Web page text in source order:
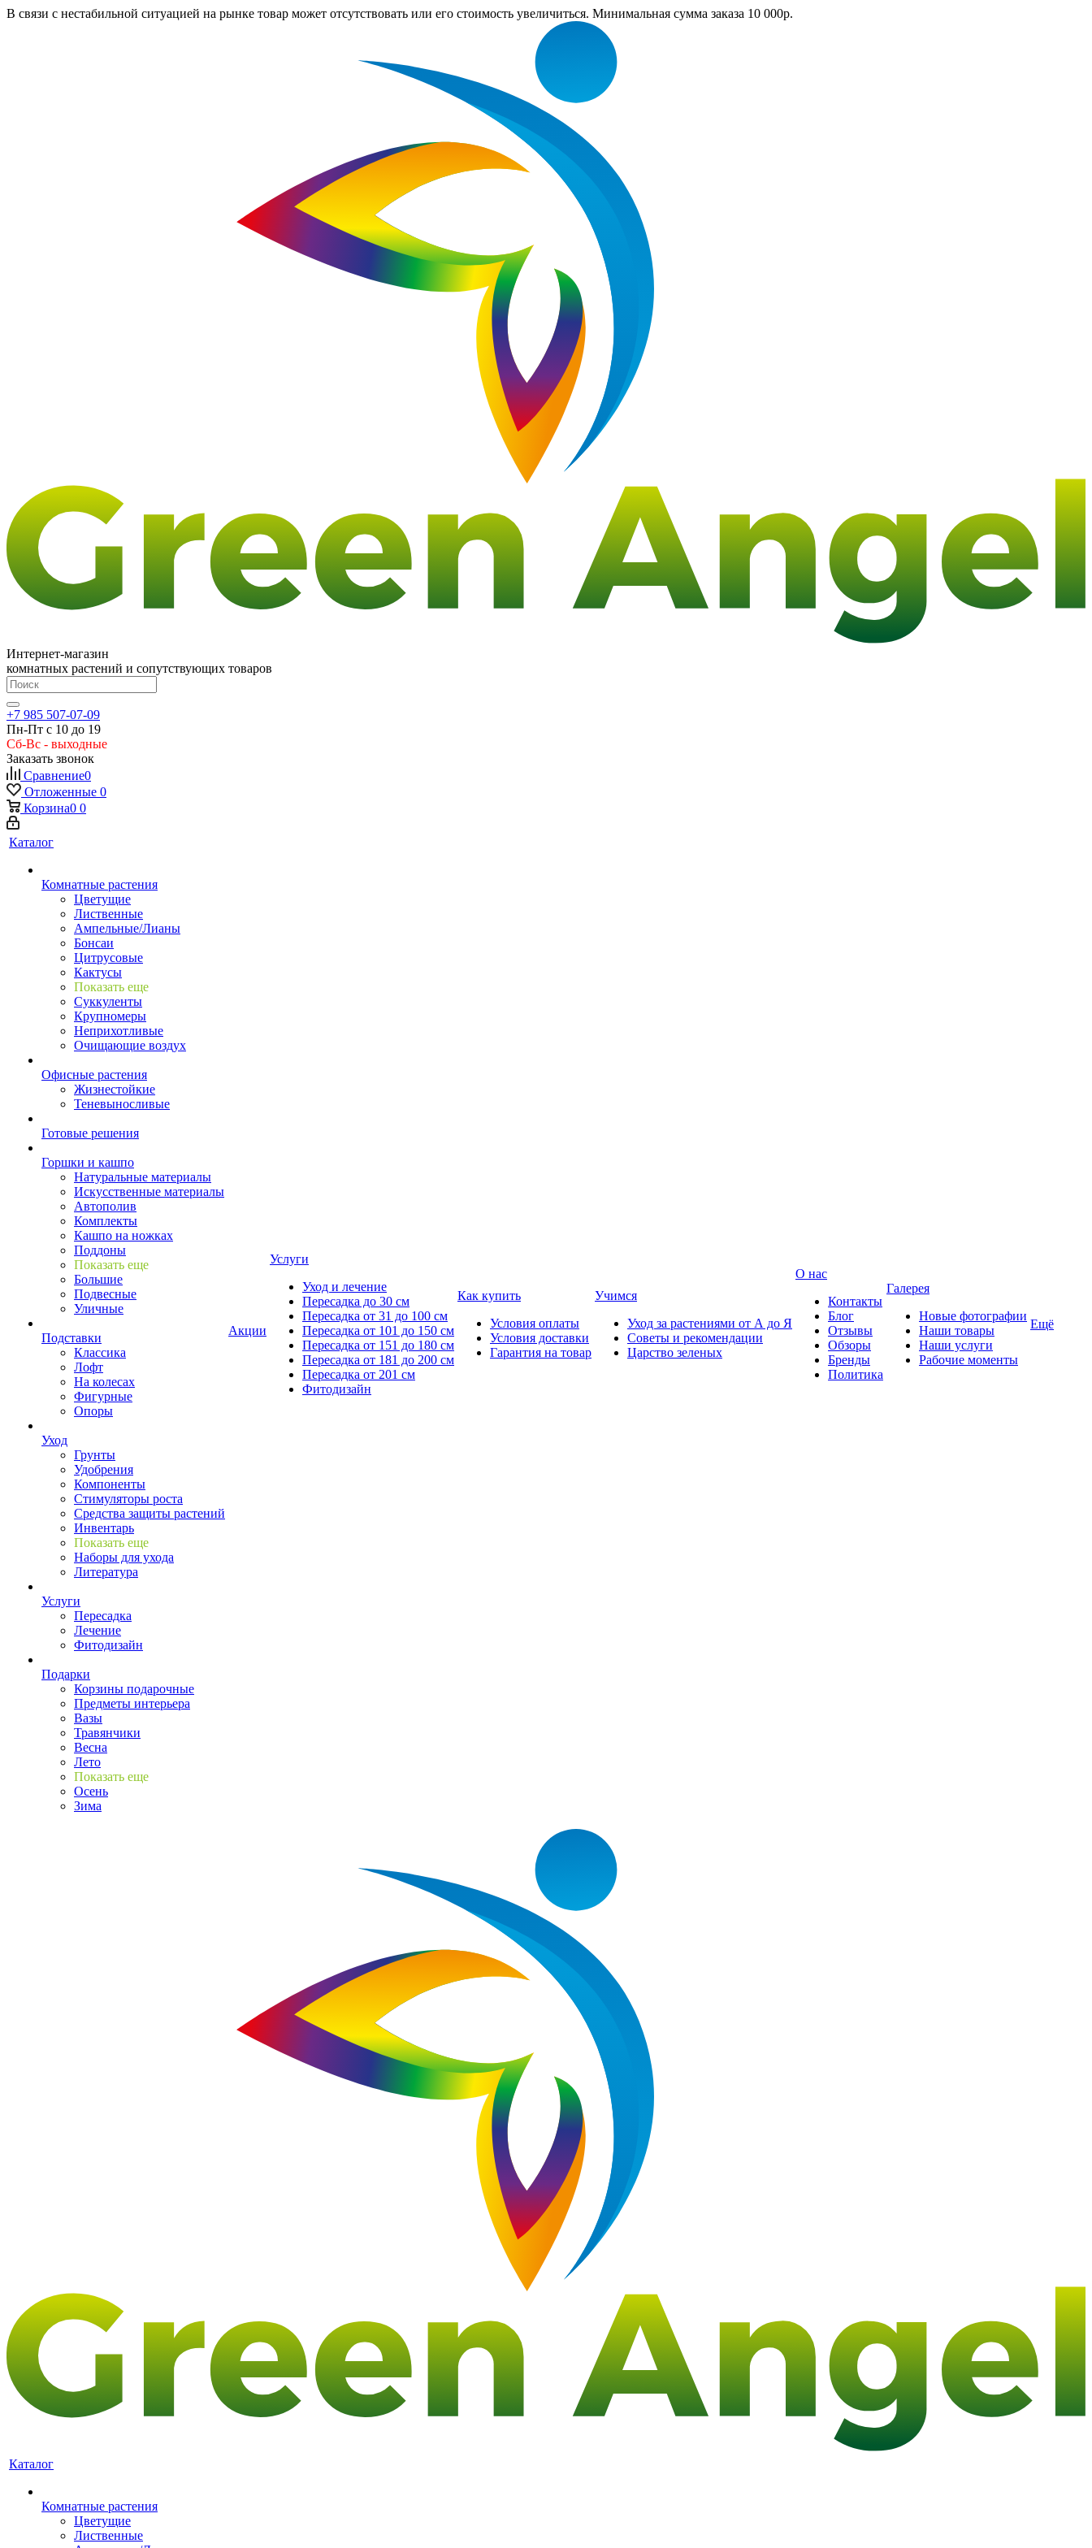
В связи с нестабильной ситуацией на рынке товар может отсутствовать или его стоимость увеличиться. Минимальная сумма заказа 10 000р.
Интернет-магазин
комнатных растений и сопутствующих товаров
+7 985 507-07-09
Пн-Пт с 10 до 19
Сб-Вс - выходные
Заказать звонок
Сравнение0
Отложенные 0
Корзина0 0
Каталог
Комнатные растения
Цветущие
Лиственные
Ампельные/Лианы
Бонсаи
Цитрусовые
Кактусы
Показать еще
Суккуленты
Крупномеры
Неприхотливые
Очищающие воздух
Офисные растения
Жизнестойкие
Теневыносливые
Готовые решения
Горшки и кашпо
Натуральные материалы
Искусственные материалы
Автополив
Комплекты
Кашпо на ножках
Поддоны
Показать еще
Большие
Подвесные
Уличные
Подставки
Классика
Лофт
На колесах
Фигурные
Опоры
Уход
Грунты
Удобрения
Компоненты
Стимуляторы роста
Средства защиты растений
Инвентарь
Показать еще
Наборы для ухода
Литература
Услуги
Пересадка
Лечение
Фитодизайн
Подарки
Корзины подарочные
Предметы интерьера
Вазы
Травянчики
Весна
Лето
Показать еще
Осень
Зима
Акции
Услуги
Уход и лечение
Пересадка до 30 см
Пересадка от 31 до 100 см
Пересадка от 101 до 150 см
Пересадка от 151 до 180 см
Пересадка от 181 до 200 см
Пересадка от 201 см
Фитодизайн
Как купить
Условия оплаты
Условия доставки
Гарантия на товар
Учимся
Уход за растениями от А до Я
Советы и рекомендации
Царство зеленых
О нас
Контакты
Блог
Отзывы
Обзоры
Бренды
Политика
Галерея
Новые фотографии
Наши товары
Наши услуги
Рабочие моменты
Ещё
Каталог
Комнатные растения
Цветущие
Лиственные